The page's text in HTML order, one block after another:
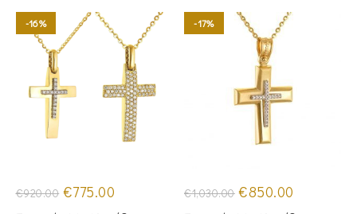
-16%
€920.00 Original
price
€775.00
-17%
€1,030.00 Original
price
€850.00